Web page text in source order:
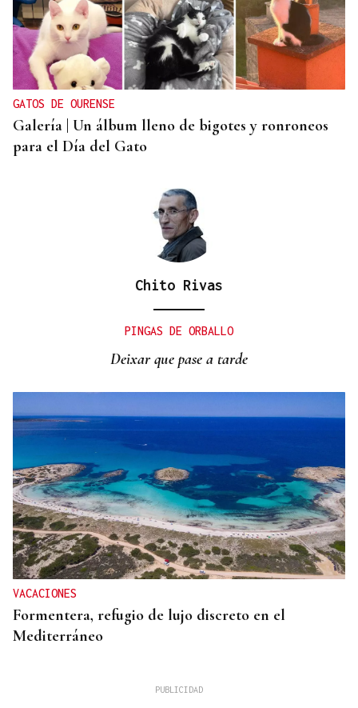
INVESTIGACIÓN
Una nueva tecnología utiliza la IA para optimizar
cultivos
GATOS DE OURENSE
Galería | Un álbum lleno de bigotes y ronroneos
para el Día del Gato
Chito Rivas
PINGAS DE ORBALLO
Deixar que pase a tarde
VACACIONES
Formentera, refugio de lujo discreto en el
Mediterráneo